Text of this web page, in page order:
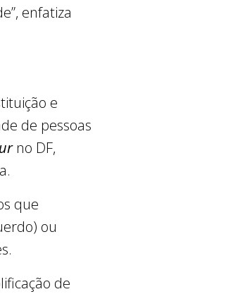
enfatiza
e
de pessoas
no DF,
que
ou
de